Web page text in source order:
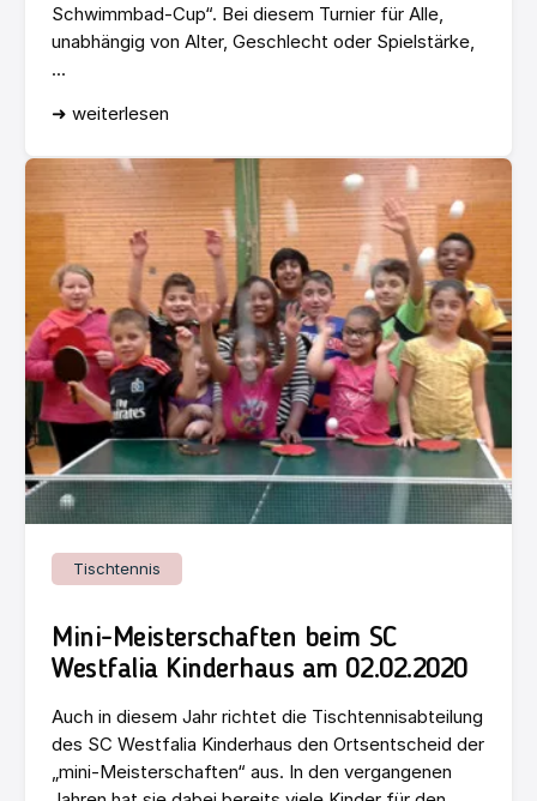
Schwimmbad-Cup“. Bei diesem Turnier für Alle,
unabhängig von Alter, Geschlecht oder Spielstärke,
...
➜ weiterlesen
Tischtennis
Mini-Meisterschaften beim SC
Westfalia Kinderhaus am 02.02.2020
Auch in diesem Jahr richtet die Tischtennisabteilung
des SC Westfalia Kinderhaus den Ortsentscheid der
„mini-Meisterschaften“ aus. In den vergangenen